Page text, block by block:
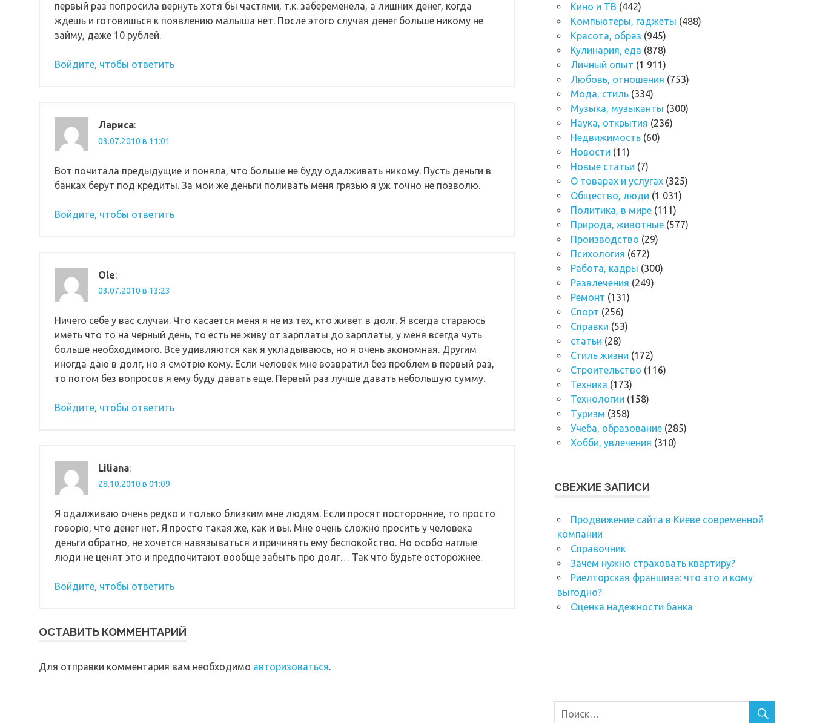
первый раз попросила вернуть хотя бы частями, т.к. забеременела, а лишних денег, когда
ждешь и готовишься к появлению малыша нет. После этого случая денег больше никому не
займу, даже 10 рублей.
Войдите, чтобы ответить
Лариса:
03.07.2010 в 11:01
Вот почитала предыдущие и поняла, что больше не буду одалживать никому. Пусть деньги в
банках берут под кредиты. За мои же деньги поливать меня грязью я уж точно не позволю.
Войдите, чтобы ответить
Ole:
03.07.2010 в 13:23
Ничего себе у вас случаи. Что касается меня я не из тех, кто живет в долг. Я всегда стараюсь
иметь что то на черный день, то есть не живу от зарплаты до зарплаты, у меня всегда чуть
больше необходимого. Все удивляются как я укладываюсь, но я очень экономная. Другим
иногда даю в долг, но я смотрю кому. Если человек мне возвратил без проблем в первый раз,
то потом без вопросов я ему буду давать еще. Первый раз лучше давать небольшую сумму.
Войдите, чтобы ответить
Liliana:
28.10.2010 в 01:09
Я одалживаю очень редко и только близким мне людям. Если просят посторонние, то просто
говорю, что денег нет. Я просто такая же, как и вы. Мне очень сложно просить у человека
деньги обратно, не хочется навязываться и причинять ему беспокойство. Но особо наглые
люди не ценят это и предпочитают вообще забыть про долг… Так что будьте осторожнее.
Войдите, чтобы ответить
ОСТАВИТЬ КОММЕНТАРИЙ
Для отправки комментария вам необходимо авторизоваться.
Кино и ТВ (442)
Компьютеры, гаджеты (488)
Красота, образ (945)
Кулинария, еда (878)
Личный опыт (1 911)
Любовь, отношения (753)
Мода, стиль (334)
Музыка, музыканты (300)
Наука, открытия (236)
Недвижимость (60)
Новости (11)
Новые статьи (7)
О товарах и услугах (325)
Общество, люди (1 031)
Политика, в мире (111)
Природа, животные (577)
Производство (29)
Психология (672)
Работа, кадры (300)
Развлечения (249)
Ремонт (131)
Спорт (256)
Справки (53)
статьи (28)
Стиль жизни (172)
Строительство (116)
Техника (173)
Технологии (158)
Туризм (358)
Учеба, образование (285)
Хобби, увлечения (310)
СВЕЖИЕ ЗАПИСИ
Продвижение сайта в Киеве современной
компании
Справочник
Зачем нужно страховать квартиру?
Риелторская франшиза: что это и кому
выгодно?
Оценка надежности банка